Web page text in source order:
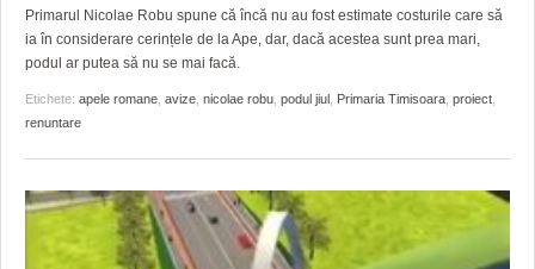
Primarul Nicolae Robu spune că încă nu au fost estimate costurile care să
ia în considerare cerințele de la Ape, dar, dacă acestea sunt prea mari,
podul ar putea să nu se mai facă.
Etichete: apele romane avize nicolae robu podul jiul Primaria Timisoara proiect
renuntare